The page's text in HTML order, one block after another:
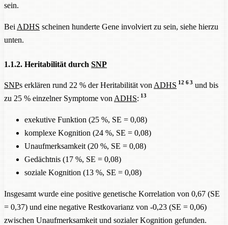
sein.
Bei ADHS scheinen hunderte Gene involviert zu sein, siehe hierzu
unten.
1.1.2. Heritabilität durch SNP
SNPs erklären rund 22 % der Heritabilität von ADHS 12 6 3 und bis
zu 25 % einzelner Symptome von ADHS: 13
exekutive Funktion (25 %, SE = 0,08)
komplexe Kognition (24 %, SE = 0,08)
Unaufmerksamkeit (20 %, SE = 0,08)
Gedächtnis (17 %, SE = 0,08)
soziale Kognition (13 %, SE = 0,08)
Insgesamt wurde eine positive genetische Korrelation von 0,67 (SE
= 0,37) und eine negative Restkovarianz von -0,23 (SE = 0,06)
zwischen Unaufmerksamkeit und sozialer Kognition gefunden.